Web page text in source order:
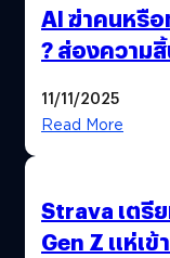
AI ฆ่าคนหรื
? ส่องความสิ้
11/11/2025
Read More
Strava เตรี
Gen Z แห่เ